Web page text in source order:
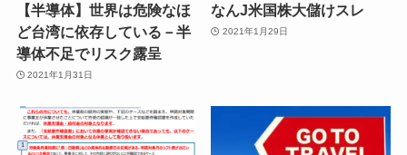
【半導体】世界は危険なほ
ど台湾に依存している－半
導体不足でリスク露呈
2021年1月31日
なんJ米国株大儲けスレ
2021年1月29日